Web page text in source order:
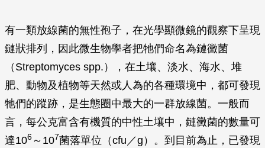
有一類放線菌的無性孢子，在光學顯微鏡的觀察下呈現
鏈狀排列，因此微生物學者把牠們命名為鏈黴菌
（ Streptomyces spp.），在土壤、淡水、海水、堆
肥、動物及植物等天然或人為的各種環境中，都可發現
牠們的蹤跡，是生態圈中最大的一群放線菌。一般而
言，每公克富含有機質的中性土壤中，鏈黴菌的數量可
達106 ～107菌落單位（cfu／g）。到目前為止，已發現